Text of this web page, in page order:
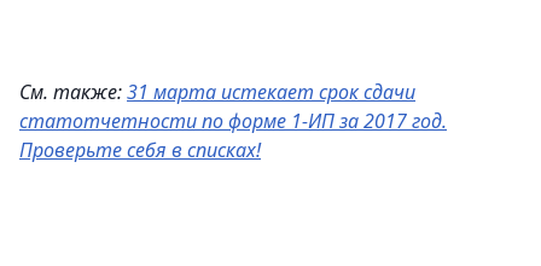
См. также:31 марта истекает срок сдачи
статотчетности по форме 1-ИП за 2017 год.
Проверьте себя в списках!